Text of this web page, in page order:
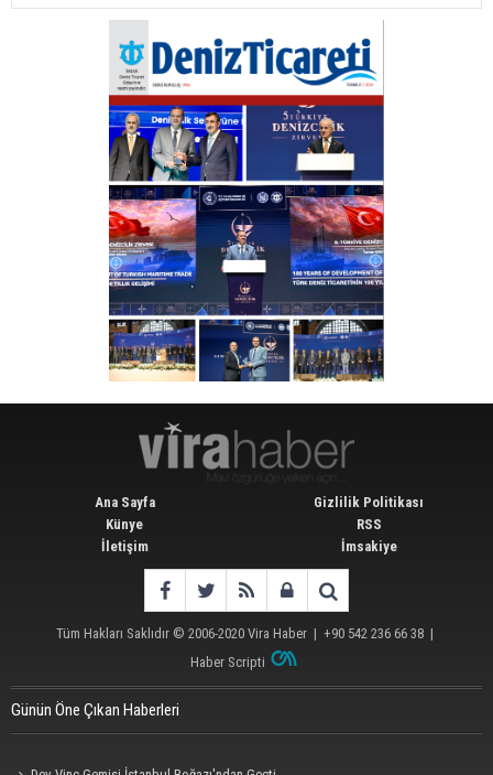
Ana Sayfa
Künye
İletişim
Gizlilik Politikası
RSS
İmsakiye
Tüm Hakları Saklıdır © 2006-2020 Vira Haber | +90 542 236 66 38 |
Haber Scripti
Günün Öne Çıkan Haberleri